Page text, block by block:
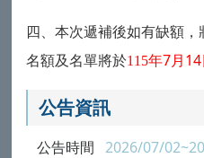
四、本次遞補後如有缺額
名額及名單將於115年7月
公告資訊
公告時間 2026/07/